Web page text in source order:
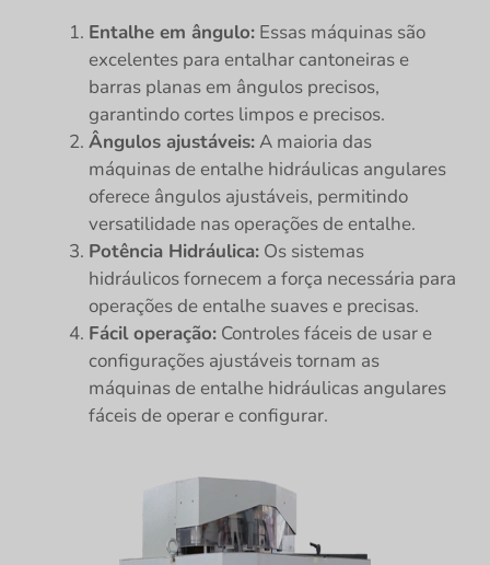
Entalhe em ângulo: Essas máquinas são
excelentes para entalhar cantoneiras e
barras planas em ângulos precisos,
garantindo cortes limpos e precisos.
Ângulos ajustáveis:A maioria das
máquinas de entalhe hidráulicas angulares
oferece ângulos ajustáveis, permitindo
versatilidade nas operações de entalhe.
Potência Hidráulica: Os sistemas
hidráulicos fornecem a força necessária para
operações de entalhe suaves e precisas.
Fácil operação: Controles fáceis de usar e
configurações ajustáveis tornam as
máquinas de entalhe hidráulicas angulares
fáceis de operar e configurar.